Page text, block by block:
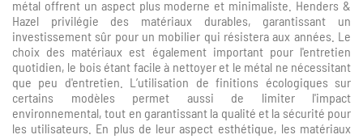
métal offrent un aspect plus moderne et minimaliste. Henders &
Hazel privilégie des matériaux durables, garantissant un
investissement sûr pour un mobilier qui résistera aux années. Le
choix des matériaux est également important pour l'entretien
quotidien, le bois étant facile à nettoyer et le métal ne nécessitant
que peu d'entretien. L’utilisation de finitions écologiques sur
certains modèles permet aussi de limiter l'impact
environnemental, tout en garantissant la qualité et la sécurité pour
les utilisateurs. En plus de leur aspect esthétique, les matériaux